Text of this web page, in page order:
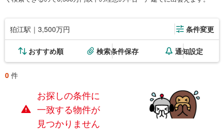
狛江駅｜3,500万円 条件変更
おすすめ順 検索条件保存 通知設定
0 件
お探しの条件に
一致する物件が
見つかりません